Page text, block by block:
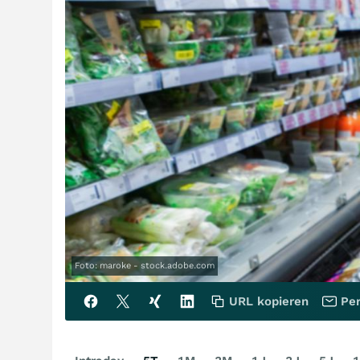
Foto: maroke - stock.adobe.com
URL kopieren